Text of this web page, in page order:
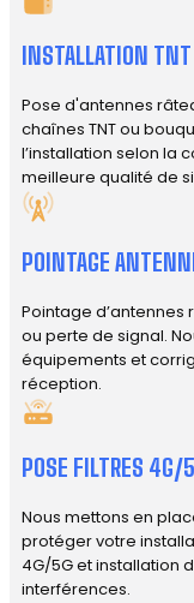
INSTALLATION
Pose d'antennes
chaînes TNT ou
l’installation selon la
meilleure qualité de
POINTAGE
Pointage
ou perte de signal.
équipements et
réception.
POSE FILTRES
Nous mettons en
protéger votre
4G/5G et installation
interférences.